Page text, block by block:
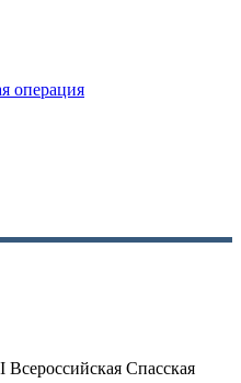
операция
Спасская